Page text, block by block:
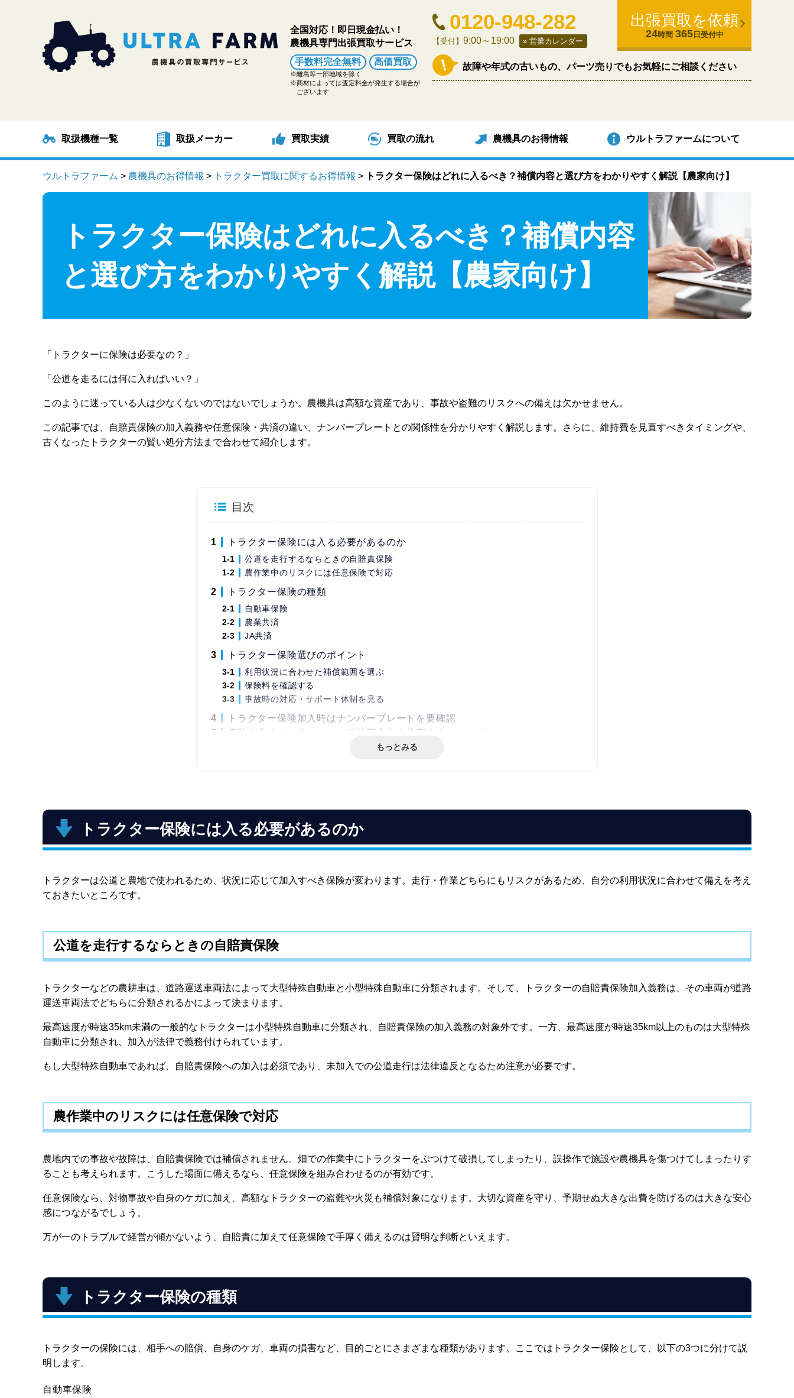
全国対応！即日現金払い！
農機具専門出張買取サービス
手数料完全無料
高価買取
離島等一部地域を除く
商材によっては査定料金が発生する場合が
ございます
0120-948-282
【受付】 9:00～19:00 営業カレンダー
出張買取を依頼
24時間 365日受付中
故障や年式の古いもの、パーツ売りでもお気軽にご相談ください
取扱機種一覧 取扱メーカー 買取実績 買取の流れ 農機具のお得情報 ウルトラファームについて
ウルトラファーム > 農機具のお得情報 > トラクター買取に関するお得情報 > トラクター保険はどれに入るべき？補償内容と選び方をわかりやすく解説【農家向け】
トラクター保険はどれに入るべき？補償内容
と選び方をわかりやすく解説【農家向け】
「トラクターに保険は必要なの？」
「公道を走るには何に入ればいい？」
このように迷っている人は少なくないのではないでしょうか。農機具は高額な資産であり、事故や盗難のリスクへの備えは欠かせません。
この記事では、自賠責保険の加入義務や任意保険・共済の違い、ナンバープレートとの関係性を分かりやすく解説します。さらに、維持費を見直すべきタイミングや、
古くなったトラクターの賢い処分方法まで合わせて紹介します。
目次
トラクター保険には入る必要があるのか
公道を走行するならときの自賠責保険
農作業中のリスクには任意保険で対応
トラクター保険の種類
自動車保険
農業共済
JA共済
トラクター保険選びのポイント
利用状況に合わせた補償範囲を選ぶ
保険料を確認する
事故時の対応・サポート体制を見る
トラクター保険加入時はナンバープレートを要確認
保険を含めたトラクターの維持費全体を見直すタイミング
高価買取が期待できる条件
まとめ
もっとみる
トラクター保険には入る必要があるのか
トラクターは公道と農地で使われるため、状況に応じて加入すべき保険が変わります。走行・作業どちらにもリスクがあるため、自分の利用状況に合わせて備えを考え
ておきたいところです。
公道を走行するならときの自賠責保険
トラクターなどの農耕車は、道路運送車両法によって大型特殊自動車と小型特殊自動車に分類されます。そして、トラクターの自賠責保険加入義務は、その車両が道路
運送車両法でどちらに分類されるかによって決まります。
最高速度が時速35km未満の一般的なトラクターは小型特殊自動車に分類され、自賠責保険の加入義務の対象外です。一方、最高速度が時速35km以上のものは大型特殊
自動車に分類され、加入が法律で義務付けられています。
もし大型特殊自動車であれば、自賠責保険への加入は必須であり、未加入での公道走行は法律違反となるため注意が必要です。
農作業中のリスクには任意保険で対応
農地内での事故や故障は、自賠責保険では補償されません。畑での作業中にトラクターをぶつけて破損してしまったり、誤操作で施設や農機具を傷つけてしまったりす
ることも考えられます。こうした場面に備えるなら、任意保険を組み合わせるのが有効です。
任意保険なら、対物事故や自身のケガに加え、高額なトラクターの盗難や火災も補償対象になります。大切な資産を守り、予期せぬ大きな出費を防げるのは大きな安心
感につながるでしょう。
万が一のトラブルで経営が傾かないよう、自賠責に加えて任意保険で手厚く備えるのは賢明な判断といえます。
トラクター保険の種類
トラクターの保険には、相手への賠償、自身のケガ、車両の損害など、目的ごとにさまざまな種類があります。ここではトラクター保険として、以下の3つに分けて説
明します。
自動車保険